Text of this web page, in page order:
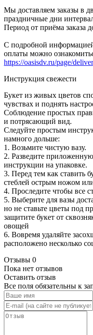
Мы доставляем заказы в
праздничные дни
Период от приёма заказа
С подробной
оплаты можно
https://oasisdv.ru/page/
Инструкция свежести
Букет из живых цветов
чувствах и поднять
Соблюдение простых
и потрясающий вид.
Следуйте простым
намного дольше:
1. Возьмите чистую вазу.
2. Разведите
инструкции на упаковке.
3. Перед тем как ставить
стеблей острым ножом
4. Проследите чтобы все
5. Выберите для вазы
но не ставьте цветы под
защитите букет от
овощей
6. Вовремя удаляйте
расположено несколько
Отзывы 0
Пока нет отзывов
Оставить отзыв
Все поля обязательны к